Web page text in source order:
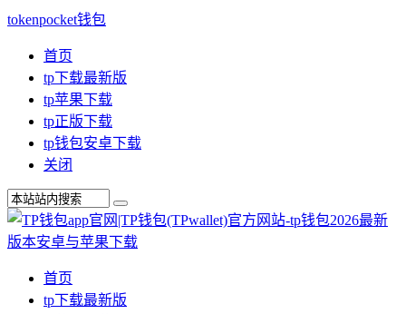
tokenpocket钱包
首页
tp下载最新版
tp苹果下载
tp正版下载
tp钱包安卓下载
关闭
首页
tp下载最新版